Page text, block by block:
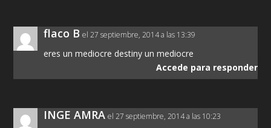
flaco B el 27 septiembre, 2014 a las 13:39
eres un mediocre destiny un mediocre
Accede para responder
INGE AMRA el 27 septiembre, 2014 a las 10:23